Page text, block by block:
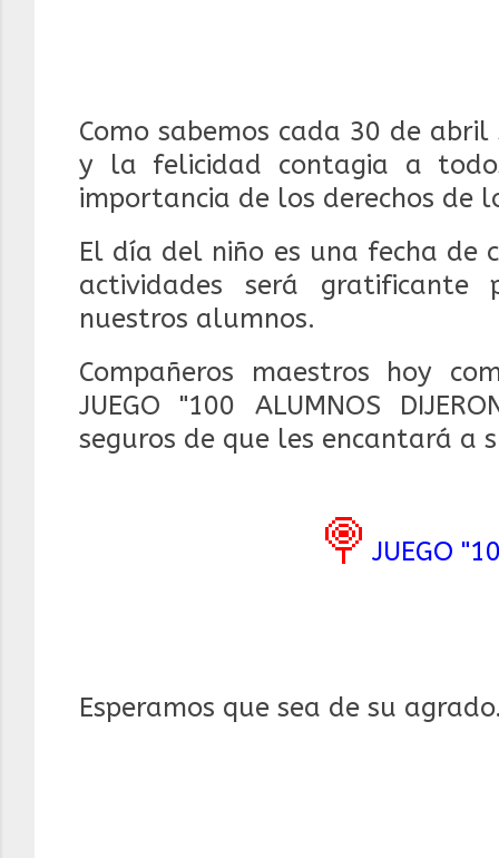
Como sabemos cada 30 de
y la felicidad contagia a
importancia de los derechos de
El día del niño es una fecha de
actividades será
nuestros alumnos.
Compañeros maestros hoy
JUEGO "100 ALUMNOS
seguros de que les encantará a
🍭 JUEGO
Esperamos que sea de su